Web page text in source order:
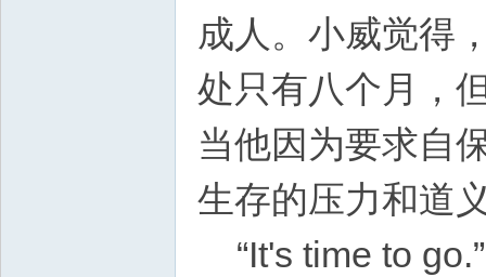
成人。小威觉得
处只有八个月，
当他因为要求自
生存的压力和道
“It's time to